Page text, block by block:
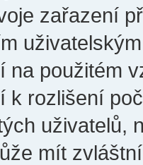
zařazení
na použitém
k rozlišení
uživatelů,
mít